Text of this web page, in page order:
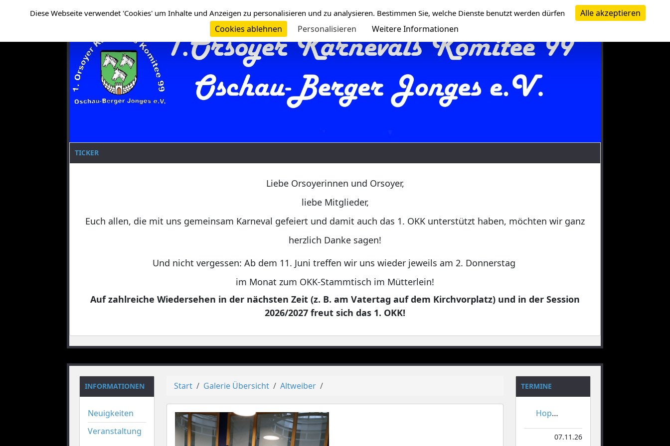
TICKER
Liebe Orsoyerinnen und Orsoyer,
liebe Mitglieder,
Euch allen, die mit uns gemeinsam Karneval gefeiert und damit auch das 1. OKK unterstützt haben, möchten wir ganz
herzlich Danke sagen!
Und nicht vergessen: Ab dem 11. Juni treffen wir uns wieder jeweils am 2. Donnerstag
im Monat zum OKK-Stammtisch im Mütterlein!
Auf zahlreiche Wiedersehen in der nächsten Zeit (z. B. am Vatertag auf dem Kirchvorplatz) und in der Session
2026/2027 freut sich das 1. OKK!
INFORMATIONEN
Neuigkeiten
Veranstaltung
Start Galerie Übersicht Altweiber TERMINE
Hoppeditzerwachen
07.11.26
Diese Webseite verwendet 'Cookies' um Inhalte und Anzeigen zu personalisieren und zu analysieren. Bestimmen Sie, welche Dienste benutzt werden dürfen
Alle akzeptieren
Cookies ablehnen
Personalisieren Weitere Informationen